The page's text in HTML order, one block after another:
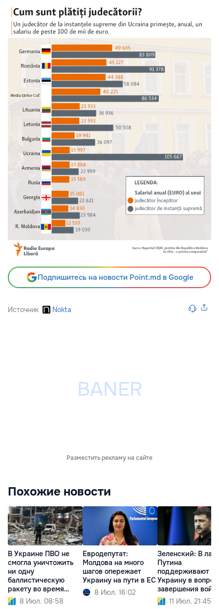
Подпишитесь на новости Point.md в Google
Источник Nokta
Разместить рекламу на сайте
Похожие новости
В Украине ПВО не
смогла уничтожить
ни одну
баллистическую
ракету во время
атаки РФ
8 Июл. 08:58
Евродепутат:
Молдова на много
шагов опережает
Украину на пути в ЕС
8 Июл. 16:02
Зеленский: В
Путина
поддерживают
Украину в
завершения
11 Июл. 21:45